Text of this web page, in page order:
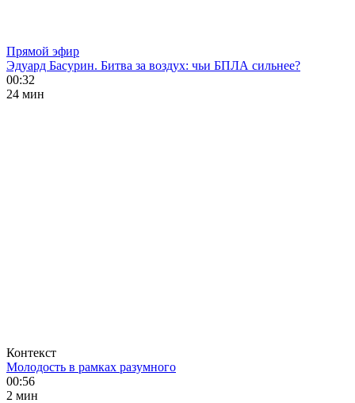
Прямой эфир
Эдуард Басурин. Битва за воздух: чьи БПЛА сильнее?
00:32
24 мин
Контекст
Молодость в рамках разумного
00:56
2 мин